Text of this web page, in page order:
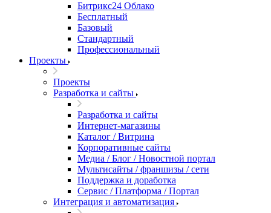
Битрикс24 Облако
Бесплатный
Базовый
Стандартный
Профессиональный
Проекты
Проекты
Разработка и сайты
Разработка и сайты
Интернет-магазины
Каталог / Витрина
Корпоративные сайты
Медиа / Блог / Новостной портал
Мультисайты / франшизы / сети
Поддержка и доработка
Сервис / Платформа / Портал
Интеграция и автоматизация